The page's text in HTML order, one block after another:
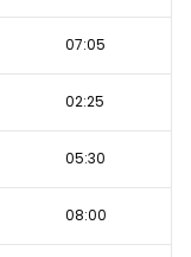
07:05
02:25
05:30
08:00